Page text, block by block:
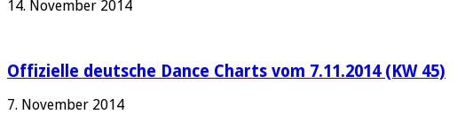
14. November 2014
Offizielle deutsche Dance Charts vom 7.11.2014 (KW 45)
7. November 2014